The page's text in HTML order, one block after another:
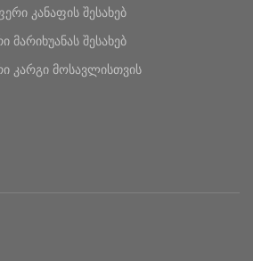
კანაფის შესახებ
მარიხუანას შესახებ
კარგი მოსავლისთვის